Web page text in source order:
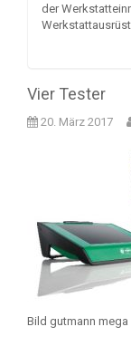
der
Vier Tester
20. März 2017
Bild gutmann